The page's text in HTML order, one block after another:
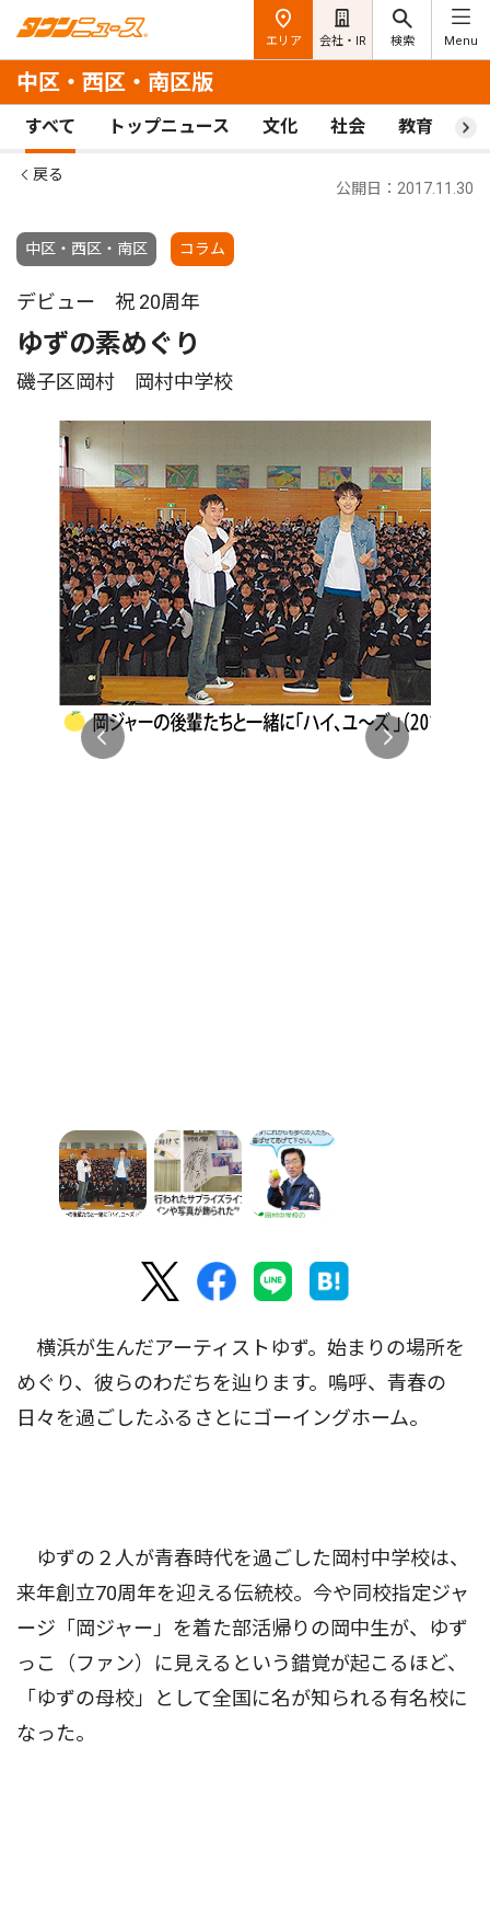
エリア 会社・IR 検索 Menu
中区・西区・南区版
すべて トップニュース 文化 社会 教育 ス
戻る
中区・西区・南区 コラム
公開日：2017.11.30
デビュー 祝 20周年
ゆずの素めぐり
磯子区岡村 岡村中学校
横浜が生んだアーティストゆず。始まりの場所を
めぐり、彼らのわだちを辿ります。嗚呼、青春の
日々を過ごしたふるさとにゴーイングホーム。
ゆずの２人が青春時代を過ごした岡村中学校は、
来年創立70周年を迎える伝統校。今や同校指定ジャ
ージ「岡ジャー」を着た部活帰りの岡中生が、ゆず
っこ（ファン）に見えるという錯覚が起こるほど、
「ゆずの母校」として全国に名が知られる有名校に
なった。